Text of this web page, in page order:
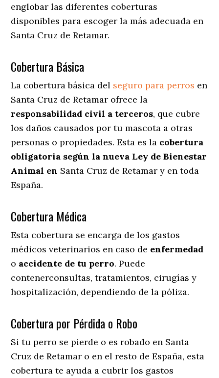
englobar las diferentes coberturas
disponibles para escoger la más adecuada en
Santa Cruz de Retamar.
Cobertura Básica
La cobertura básica del seguro para perros en
Santa Cruz de Retamar ofrece la
responsabilidad civil a terceros, que cubre
los daños causados por tu mascota a otras
personas o propiedades. Esta es la cobertura
obligatoria según la nueva Ley de Bienestar
Animal en Santa Cruz de Retamar y en toda
España.
Cobertura Médica
Esta cobertura se encarga de los gastos
médicos veterinarios en caso de enfermedad
o accidente de tu perro. Puede
contenerconsultas, tratamientos, cirugías y
hospitalización, dependiendo de la póliza.
Cobertura por Pérdida o Robo
Si tu perro se pierde o es robado en Santa
Cruz de Retamar o en el resto de España, esta
cobertura te ayuda a cubrir los gastos